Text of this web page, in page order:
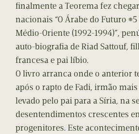
finalmente a Teorema fez
nacionais “O Árabe do Futuro #5
Médio-Oriente (1992-1994)”,
auto-biografia de Riad Sattouf,
francesa e pai líbio.
O livro arranca onde o anterior
após o rapto de Fadi, irmão
levado pelo pai para a Síria, na
desentendimentos crescentes
progenitores. Este